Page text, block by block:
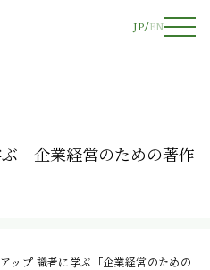
JP EN
「企業経営のための著作
ップ 識者に学ぶ「企業経営のための